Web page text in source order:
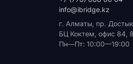
info@ibridge.kz
г. Алматы, пр.
БЦ Коктем, офис 84,
Пн—Пт: 10:00—19:00